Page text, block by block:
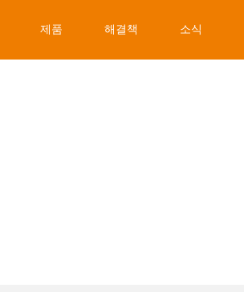
제품 해결책 소식